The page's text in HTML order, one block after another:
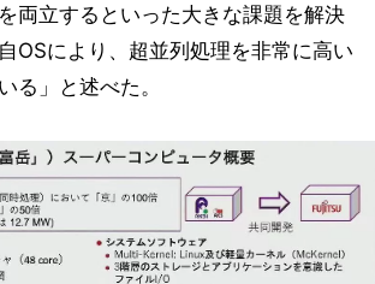
両立するといった大きな課題を解決
OSにより、超並列処理を非常に高い
る」と述べた。